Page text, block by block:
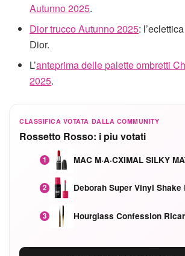
Autunno 2025.
Dior trucco Autunno 2025:
Dior.
L’anteprima delle palette ombretti
2025.
CLASSIFICA VOTATA DALLA COMMUNITY
Rossetto Rosso: i piu votati
1
2 Deborah Super Vinyl
3